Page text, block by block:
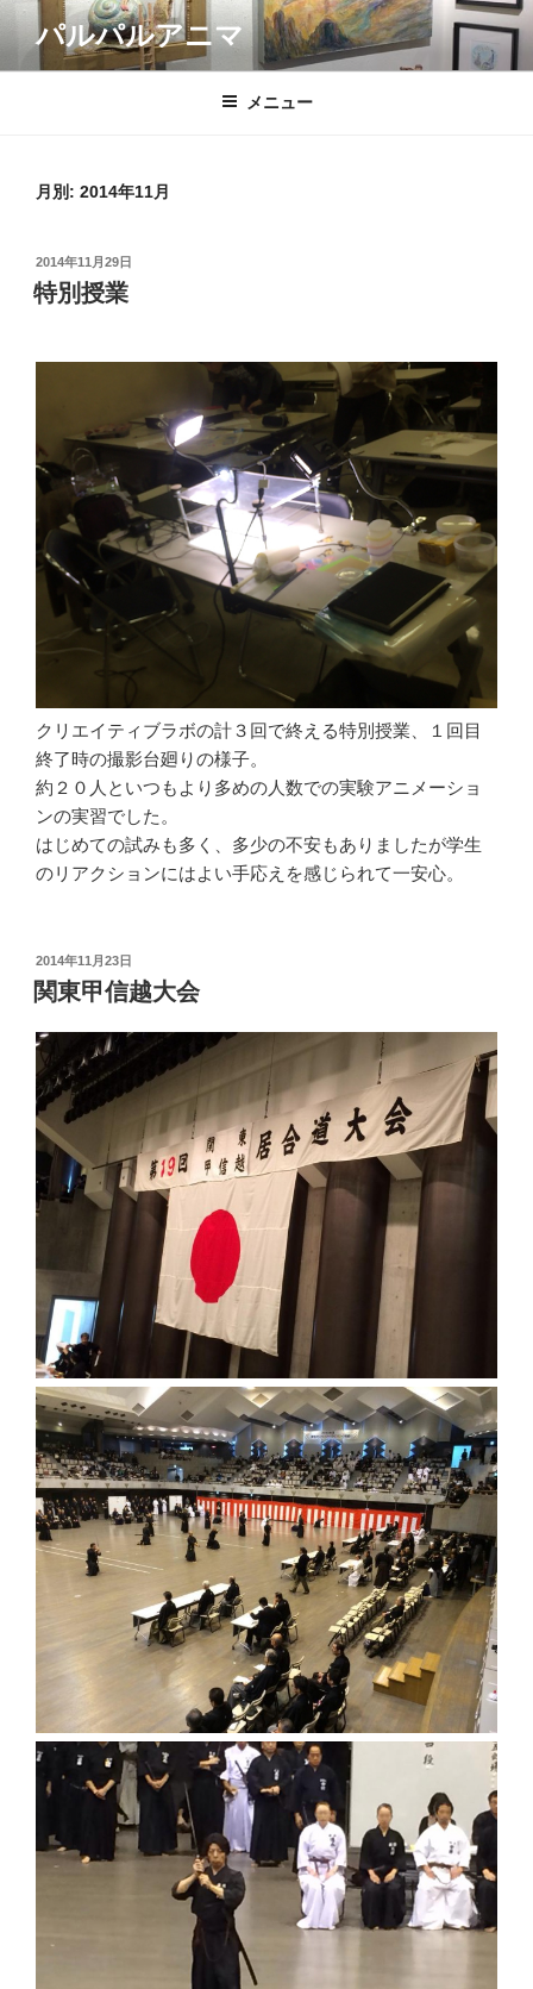
コ
テ
パルパルアニマ
メニュー
月別: 2014年11月
投
稿
日:
2014年11月29日
特別授業
クリエイティブラボの計３回で終える特別授業、１回目
終了時の撮影台廻りの様子。
約２０人といつもより多めの人数での実験アニメーショ
ンの実習でした。
はじめての試みも多く、多少の不安もありましたが学生
のリアクションにはよい手応えを感じられて一安心。
投
稿
日:
2014年11月23日
関東甲信越大会